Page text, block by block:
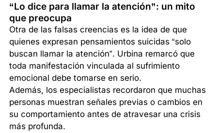
“Lo dice para llamar la atención”: un mito
que preocupa
Otra de las falsas creencias es la idea de que
quienes expresan pensamientos suicidas “solo
buscan llamar la atención”. Urbina remarcó que
toda manifestación vinculada al sufrimiento
emocional debe tomarse en serio.
Además, los especialistas recordaron que muchas
personas muestran señales previas o cambios en
su comportamiento antes de atravesar una crisis
más profunda.